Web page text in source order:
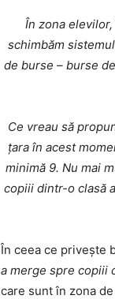
În zona
schimbăm
de burse – burse
Ce vreau să
țara în acest
minimă 9. Nu mai
copiii dintr-o clasă
În ceea ce privește
a merge spre copiii
care sunt în zona